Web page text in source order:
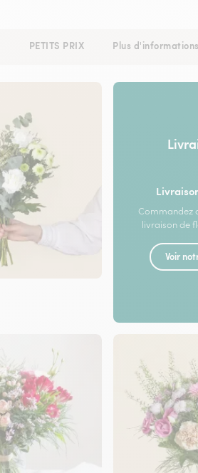
PETITS PRIX Plus d'informations
Commandez
livraison de
Voir